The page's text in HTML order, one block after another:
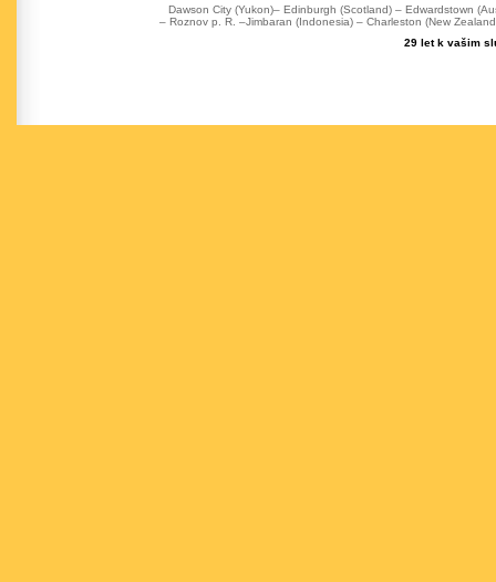
Dawson City (Yukon)– Edinburgh (Scotland) – Edwardstown
– Roznov p. R. –Jimbaran (Indonesia) – Charleston (New
29 let k vašim